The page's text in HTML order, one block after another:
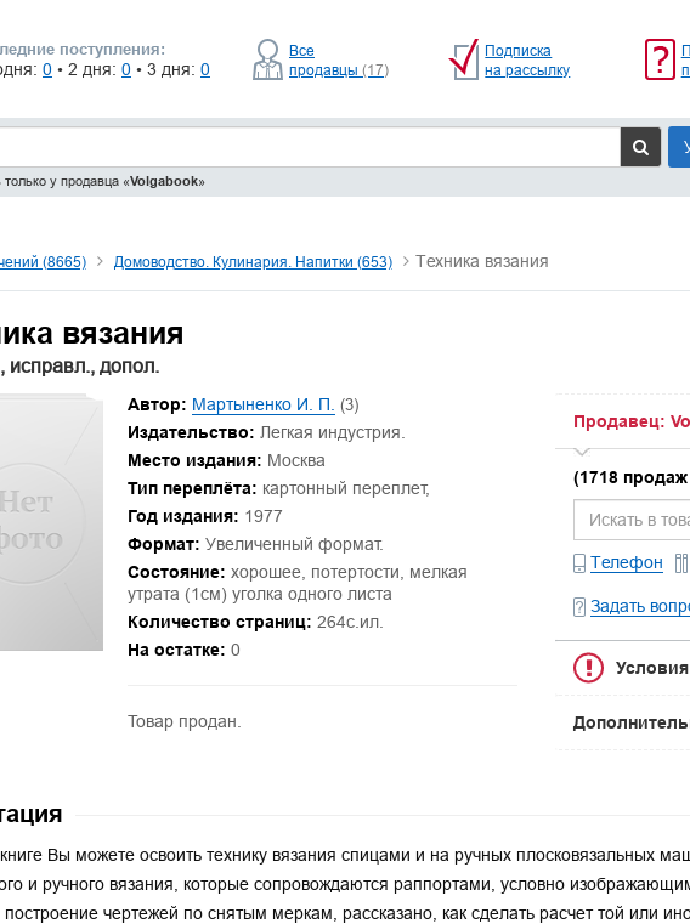
поступления:
0 • 2 дня: 0 • 3 дня: 0
Все
продавцы (17)
Подписка
на рассылку
только у продавца «Volgabook»
(8665) Домоводство. Кулинария. Напитки (653) Техника вязания
вязания
исправл., допол.
Автор: Мартыненко И. П. (3)
Издательство: Легкая индустрия.
Место издания: Москва
Тип переплёта: картонный переплет,
Год издания: 1977
Формат: Увеличенный формат.
Состояние: хорошее, потертости, мелкая
утрата (1см) уголка одного листа
Количество страниц: 264с.ил.
На остатке: 0
Товар продан.
Продавец:
(1718 продаж
Телефон
Задать
Вы можете освоить технику вязания спицами и на ручных плосковязальных
и ручного вязания, которые сопровождаются раппортами, условно
чертежей по снятым меркам, рассказано, как сделать расчет той или